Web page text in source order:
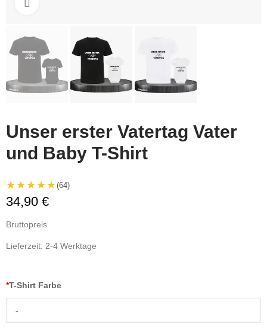
Unser erster Vatertag Vater
und Baby T-Shirt
★★★★★(64)
34,90 €
Bruttopreis
Lieferzeit: 2-4 Werktage
*T-Shirt Farbe
-